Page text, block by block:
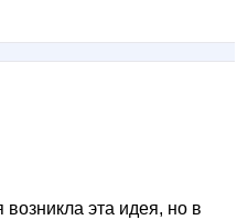
эта идея, но в